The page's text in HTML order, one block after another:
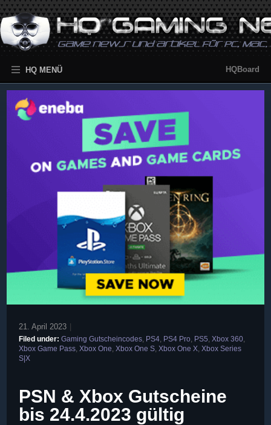
HQ MENÜ HQBoard
21. April 2023
Filed under: Gaming Gutscheincodes, PS4, PS4 Pro, PS5, Xbox 360,
Xbox Game Pass, Xbox One, Xbox One S, Xbox One X, Xbox Series
S|X
PSN & Xbox Gutscheine
bis 24.4.2023 gültig